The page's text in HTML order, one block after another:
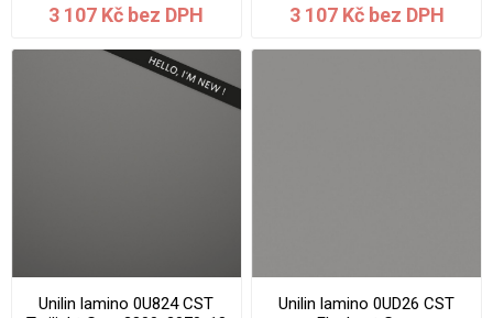
3 107 Kč bez DPH 3 107 Kč bez DPH
Unilin lamino 0U824 CST
Unilin lamino 0UD26 CST